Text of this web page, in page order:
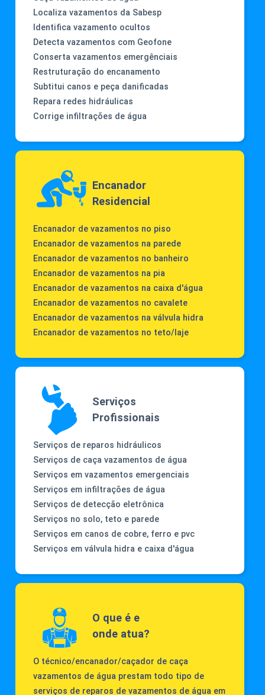
Localiza vazamentos da Sabesp
Identifica vazamento ocultos
Detecta vazamentos com Geofone
Conserta vazamentos emergênciais
Restruturação do encanamento
Subtitui canos e peça danificadas
Repara redes hidráulicas
Corrige infiltrações de água
Encanador
Residencial
Encanador de vazamentos no piso
Encanador de vazamentos na parede
Encanador de vazamentos no banheiro
Encanador de vazamentos na pia
Encanador de vazamentos na caixa d'água
Encanador de vazamentos no cavalete
Encanador de vazamentos na válvula hidra
Encanador de vazamentos no teto/laje
Serviços
Profissionais
Serviços de reparos hidráulicos
Serviços de caça vazamentos de água
Serviços em vazamentos emergenciais
Serviços em infiltrações de água
Serviços de detecção eletrônica
Serviços no solo, teto e parede
Serviços em canos de cobre, ferro e pvc
Serviços em válvula hidra e caixa d'água
O que é e
onde atua?
O técnico/encanador/caçador de caça
vazamentos de água prestam todo tipo de
serviços de reparos de vazamentos de água em